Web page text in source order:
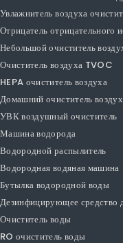
Воздухоочиститель
PM1.0 очиститель
PM2.5 очиститель
Автомобильный
Очиститель настольного
Увлажнитель воздуха
Отрицатель
Очиститель воздуха